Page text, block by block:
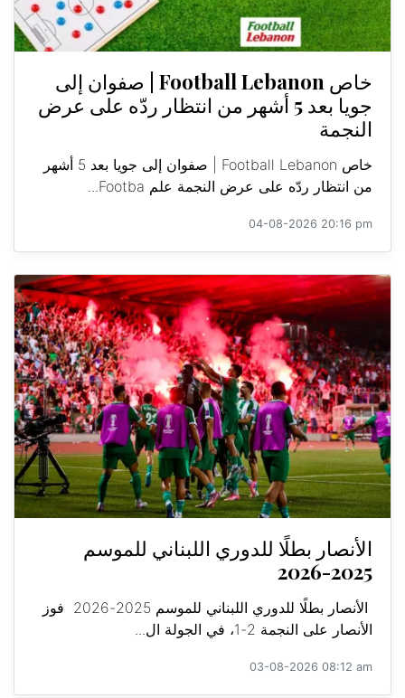
خاص Football Lebanon | صفوان إلى
جويا بعد 5 أشهر من انتظار ردّه على عرض
النجمة
خاص Football Lebanon | صفوان إلى جويا بعد 5 أشهر
من انتظار ردّه على عرض النجمة علم Footba...
04-08-2026 20:16 pm
الأنصار بطلًا للدوري اللبناني للموسم
2025-2026
الأنصار بطلًا للدوري اللبناني للموسم 2025-2026 فوز
الأنصار على النجمة 2-1، في الجولة ال...
03-08-2026 08:12 am